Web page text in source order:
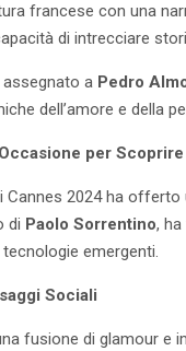
francese con una
di intrecciare
assegnato a Pedro
dell’amore e della
per Scoprire
Cannes 2024 ha
di Paolo Sorrentino,
emergenti.
Sociali
fusione di glamour